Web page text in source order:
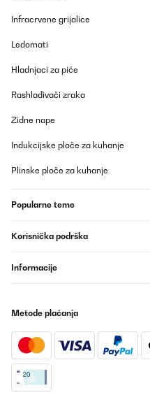
Infracrvene grijalice
Ledomati
Hladnjaci za piće
Rashlađivači zraka
Zidne nape
Indukcijske ploče za kuhanje
Plinske ploče za kuhanje
Popularne teme
Korisnička podrška
Informacije
Metode plaćanja